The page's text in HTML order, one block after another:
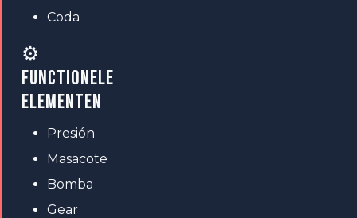
Coda
⚙
FUNCTIONELE
ELEMENTEN
Presión
Masacote
Bomba
Gear